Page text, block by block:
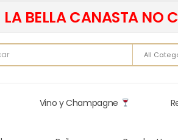
LA BELLA CANASTA NO
All
Vino y Champagne